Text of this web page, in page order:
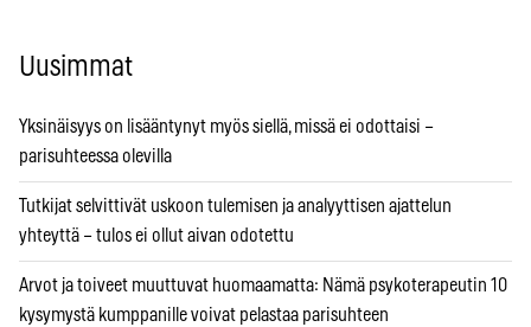
Uusimmat
Yksinäisyys on lisääntynyt myös siellä, missä ei odottaisi –
parisuhteessa olevilla
Tutkijat selvittivät uskoon tulemisen ja analyyttisen ajattelun
yhteyttä – tulos ei ollut aivan odotettu
Arvot ja toiveet muuttuvat huomaamatta: Nämä psykoterapeutin 10
kysymystä kumppanille voivat pelastaa parisuhteen